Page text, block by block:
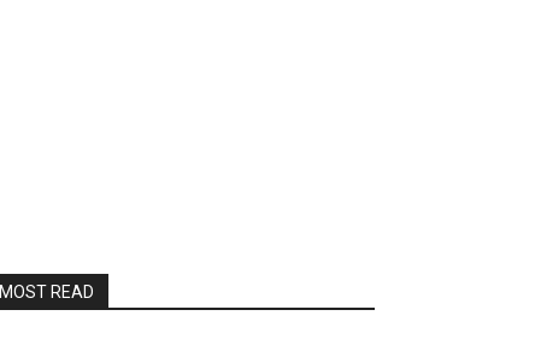
MOST READ